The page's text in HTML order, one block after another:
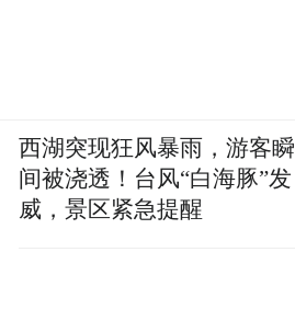
西湖突现狂风暴雨，游客瞬
间被浇透！台风“白海豚”发
威，景区紧急提醒